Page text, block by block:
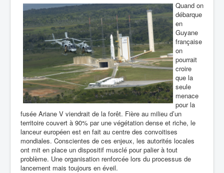
Quand on
débarque
en
Guyane
française
on
pourrait
croire
que la
seule
menace
pour la
fusée Ariane V viendrait de la forêt. Fière au milieu d’un
territoire couvert à 90% par une végétation dense et riche, le
lanceur européen est en fait au centre des convoitises
mondiales. Conscientes de ces enjeux, les autorités locales
ont mit en place un dispositif musclé pour palier à tout
problème. Une organisation renforcée lors du processus de
lancement mais toujours en éveil.